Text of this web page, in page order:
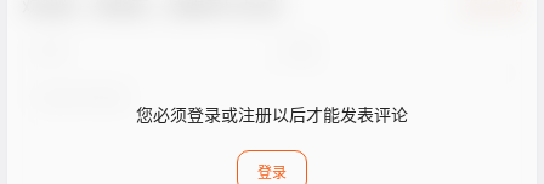
您必须登录或注册以后才能发表评论
登录